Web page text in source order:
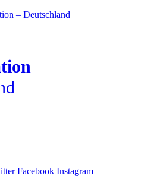
– Deutschland
Facebook Instagram